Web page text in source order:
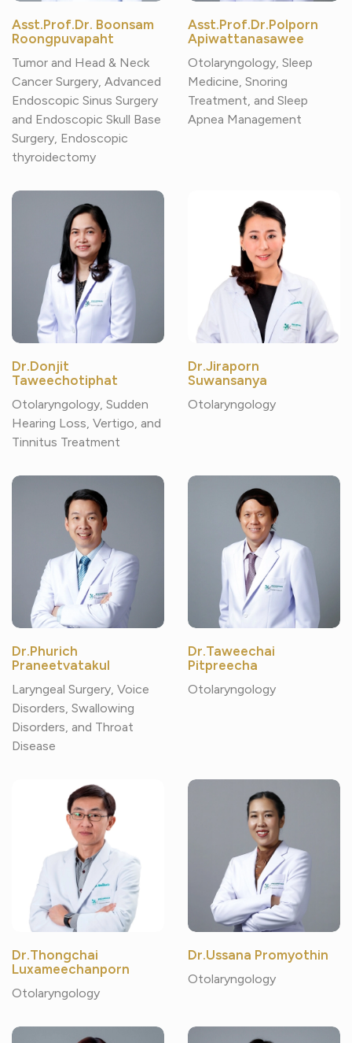
Asst.Prof.Dr. Boonsam
Roongpuvapaht
Tumor and Head & Neck
Cancer Surgery, Advanced
Endoscopic Sinus Surgery
and Endoscopic Skull Base
Surgery, Endoscopic
thyroidectomy
Asst.Prof.Dr.Polporn
Apiwattanasawee
Otolaryngology, Sleep
Medicine, Snoring
Treatment, and Sleep
Apnea Management
Dr.Donjit
Taweechotiphat
Otolaryngology, Sudden
Hearing Loss, Vertigo, and
Tinnitus Treatment
Dr.Jiraporn
Suwansanya
Otolaryngology
Dr.Phurich
Praneetvatakul
Laryngeal Surgery, Voice
Disorders, Swallowing
Disorders, and Throat
Disease
Dr.Taweechai
Pitpreecha
Otolaryngology
Dr.Thongchai
Luxameechanporn
Otolaryngology
Dr.Ussana Promyothin
Otolaryngology